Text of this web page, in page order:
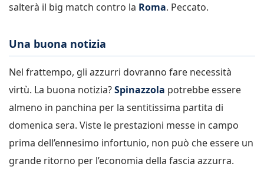
salterà il big match contro la Roma. Peccato.
Una buona notizia
Nel frattempo, gli azzurri dovranno fare necessità
virtù. La buona notizia?Spinazzola potrebbe essere
almeno in panchina per la sentitissima partita di
domenica sera. Viste le prestazioni messe in campo
prima dell’ennesimo infortunio, non può che essere un
grande ritorno per l’economia della fascia azzurra.